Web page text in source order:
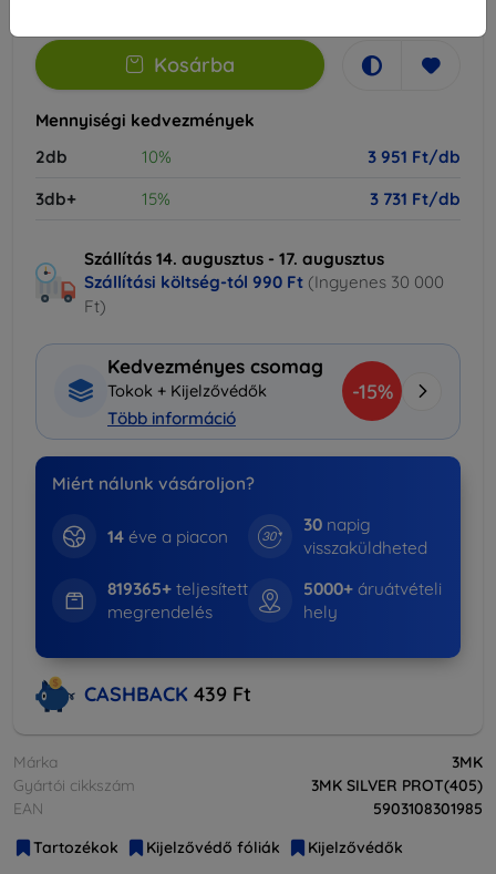
Kosárba
Mennyiségi kedvezmények
2db
10%
3 951 Ft/db
3db+
15% 3 731 Ft/db
Szállítás 14. augusztus - 17. augusztus
Szállítási költség-tól 990 Ft (Ingyenes 30 000
Ft)
Kedvezményes csomag
Tokok + Kijelzővédők
Több információ
-15%
Miért nálunk vásároljon?
14éve a piacon
30 napig
visszaküldheted
819365+teljesített
megrendelés
5000+ áruátvételi
hely
CASHBACK 439 Ft
Márka
3MK
Gyártói cikkszám
3MK SILVER PROT(405)
EAN
5903108301985
Tartozékok
Kijelzővédő fóliák Kijelzővédők